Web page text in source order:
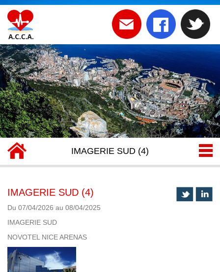
IMAGERIE SUD (4)
IMAGERIE SUD (4)
Du 07/04/2026 au 08/04/2025
IMAGERIE SUD
NOVOTEL NICE ARENAS